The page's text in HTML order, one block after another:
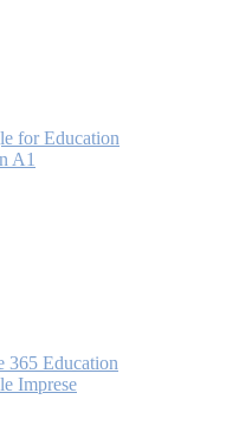
for Education
A1
365 Education
Imprese